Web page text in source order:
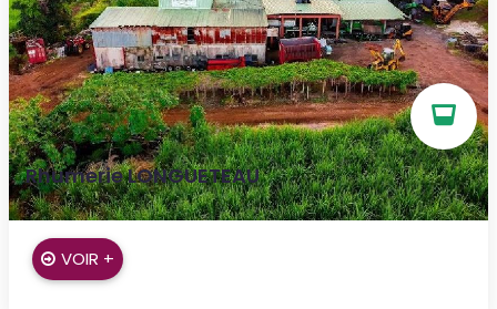
Rhumerie LONGUETEAU
Capesterre Belle-Eau
VOIR +